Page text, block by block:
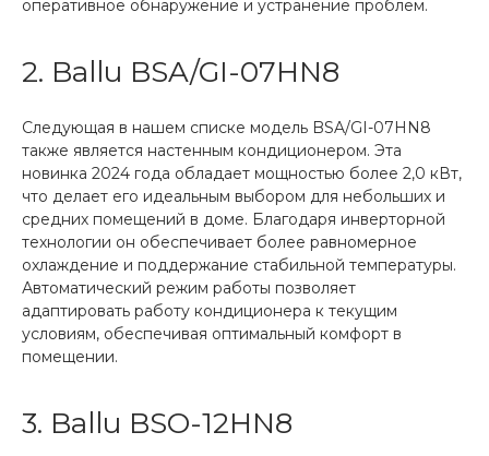
оперативное обнаружение и устранение проблем.
2. Ballu BSA/GI-07HN8
Следующая в нашем списке модель BSA/GI-07HN8
также является настенным кондиционером. Эта
новинка 2024 года обладает мощностью более 2,0 кВт,
что делает его идеальным выбором для небольших и
средних помещений в доме. Благодаря инверторной
технологии он обеспечивает более равномерное
охлаждение и поддержание стабильной температуры.
Автоматический режим работы позволяет
адаптировать работу кондиционера к текущим
условиям, обеспечивая оптимальный комфорт в
помещении.
3. Ballu BSO-12HN8